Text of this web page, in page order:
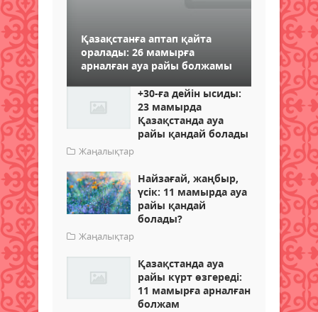
Қазақстанға аптап қайта
оралады: 26 мамырға
арналған ауа райы болжамы
+30-ға дейін ысиды:
23 мамырда
Қазақстанда ауа
райы қандай болады
Жаңалықтар
Найзағай, жаңбыр,
үсік: 11 мамырда ауа
райы қандай
болады?
Жаңалықтар
Қазақстанда ауа
райы күрт өзгереді:
11 мамырға арналған
болжам